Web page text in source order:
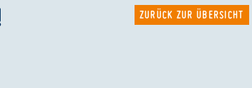
ZURÜCK ZUR ÜBERSICHT